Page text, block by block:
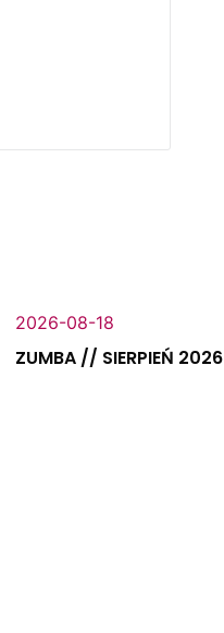
2026-08-18
ZUMBA // SIERPIEŃ 2026